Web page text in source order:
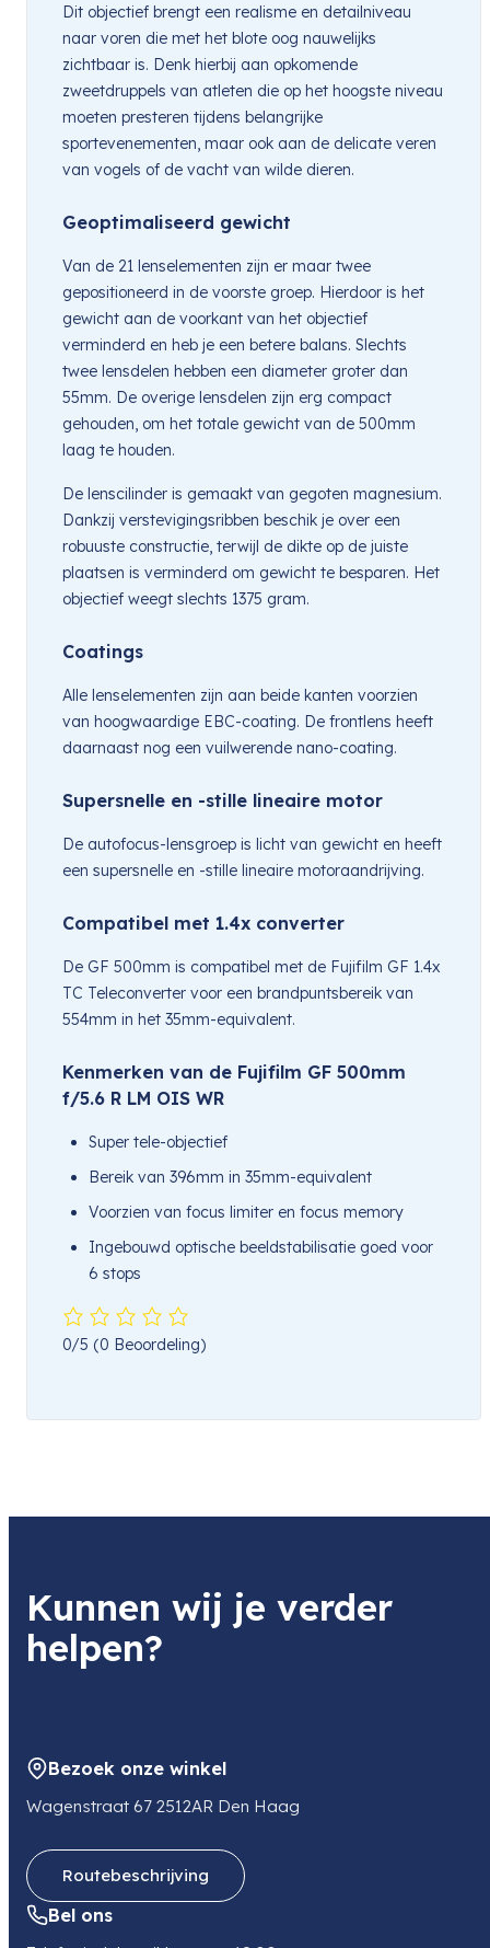
Dit objectief brengt een realisme en detailniveau
naar voren die met het blote oog nauwelijks
zichtbaar is. Denk hierbij aan opkomende
zweetdruppels van atleten die op het hoogste niveau
moeten presteren tijdens belangrijke
sportevenementen, maar ook aan de delicate veren
van vogels of de vacht van wilde dieren.
Geoptimaliseerd gewicht
Van de 21 lenselementen zijn er maar twee
gepositioneerd in de voorste groep. Hierdoor is het
gewicht aan de voorkant van het objectief
verminderd en heb je een betere balans. Slechts
twee lensdelen hebben een diameter groter dan
55mm. De overige lensdelen zijn erg compact
gehouden, om het totale gewicht van de 500mm
laag te houden.
De lenscilinder is gemaakt van gegoten magnesium.
Dankzij verstevigingsribben beschik je over een
robuuste constructie, terwijl de dikte op de juiste
plaatsen is verminderd om gewicht te besparen. Het
objectief weegt slechts 1375 gram.
Coatings
Alle lenselementen zijn aan beide kanten voorzien
van hoogwaardige EBC-coating. De frontlens heeft
daarnaast nog een vuilwerende nano-coating.
Supersnelle en -stille lineaire motor
De autofocus-lensgroep is licht van gewicht en heeft
een supersnelle en -stille lineaire motoraandrijving.
Compatibel met 1.4x converter
De GF 500mm is compatibel met de Fujifilm GF 1.4x
TC Teleconverter voor een brandpuntsbereik van
554mm in het 35mm-equivalent.
Kenmerken van de Fujifilm GF 500mm
f/5.6 R LM OIS WR
Super tele-objectief
Bereik van 396mm in 35mm-equivalent
Voorzien van focus limiter en focus memory
Ingebouwd optische beeldstabilisatie goed voor
6 stops
0/5 (0 Beoordeling)
Kunnen wij je verder
helpen?
Bezoek onze winkel
Wagenstraat 67 2512AR Den Haag
Routebeschrijving
Bel ons